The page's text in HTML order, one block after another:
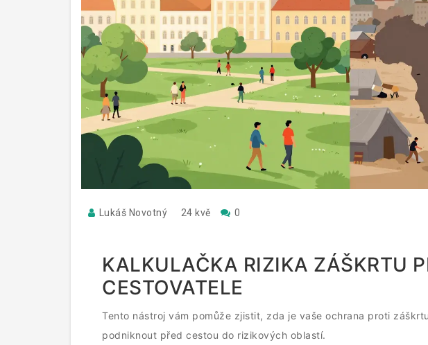
Lukáš Novotný 24 kvě 0
KALKULAČKA RIZIKA ZÁŠKRTU
CESTOVATELE
Tento nástroj vám pomůže zjistit, zda je vaše ochrana proti
podniknout před cestou do rizikových oblastí.